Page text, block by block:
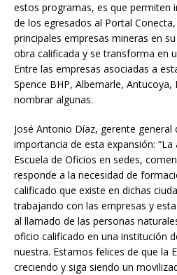
estos programas, es que permiten
de los egresados al Portal
principales empresas mineras en
obra calificada y se transforma en
Entre las empresas asociadas a
Spence BHP, Albemarle,
nombrar algunas.
José Antonio Díaz, gerente general
importancia de esta expansión:
Escuela de Oficios en sedes,
responde a la necesidad de
calificado que existe en dichas
trabajando con las empresas y
al llamado de las personas
oficio calificado en una institución
nuestra. Estamos felices de que la
creciendo y siga siendo un